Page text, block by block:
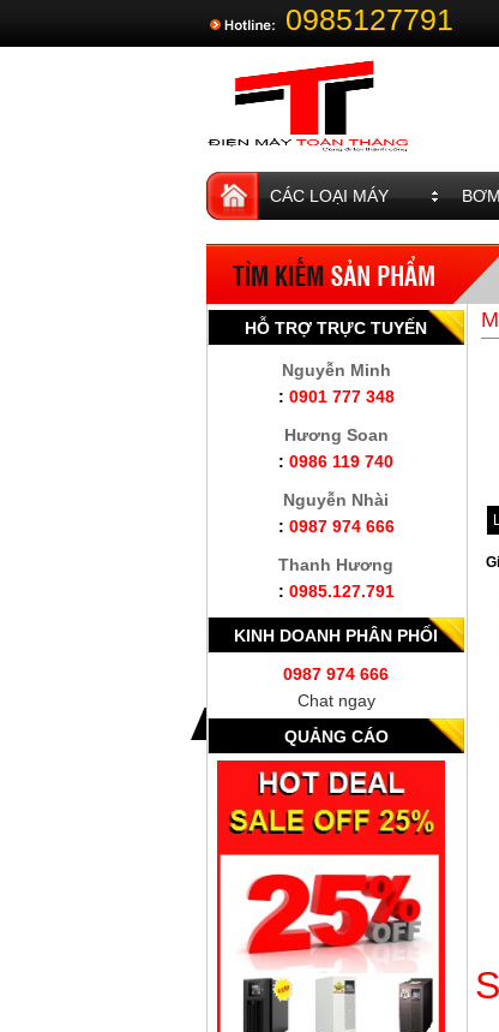
0985127791
CÁC LOẠI MÁY
HỖ TRỢ TRỰC TUYẾN
Nguyễn Minh
: 0901 777 348
Hương Soan
: 0986 119 740
Nguyễn Nhài
: 0987 974 666
Thanh Hương
: 0985.127.791
KINH DOANH PHÂN PHỐI
0987 974 666
Chat ngay
QUẢNG CÁO